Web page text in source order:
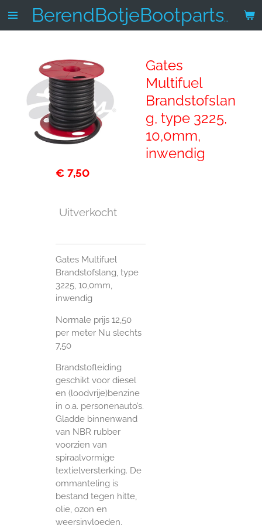
Ga
hoofdinhoud
BerendBotjeBootparts.nl
Gates
Multifuel
Brandstofslan
g, type 3225,
10,0mm,
inwendig
€ 7,50
Uitverkocht
Gates Multifuel
Brandstofslang, type
3225, 10,0mm,
inwendig
Normale prijs 12,50
per meter Nu slechts
7,50
Brandstofleiding
geschikt voor diesel
en (loodvrije)benzine
in o.a. personenauto’s.
Gladde binnenwand
van NBR rubber
voorzien van
spiraalvormige
textielversterking. De
ommanteling is
bestand tegen hitte,
olie, ozon en
weersinvloeden.